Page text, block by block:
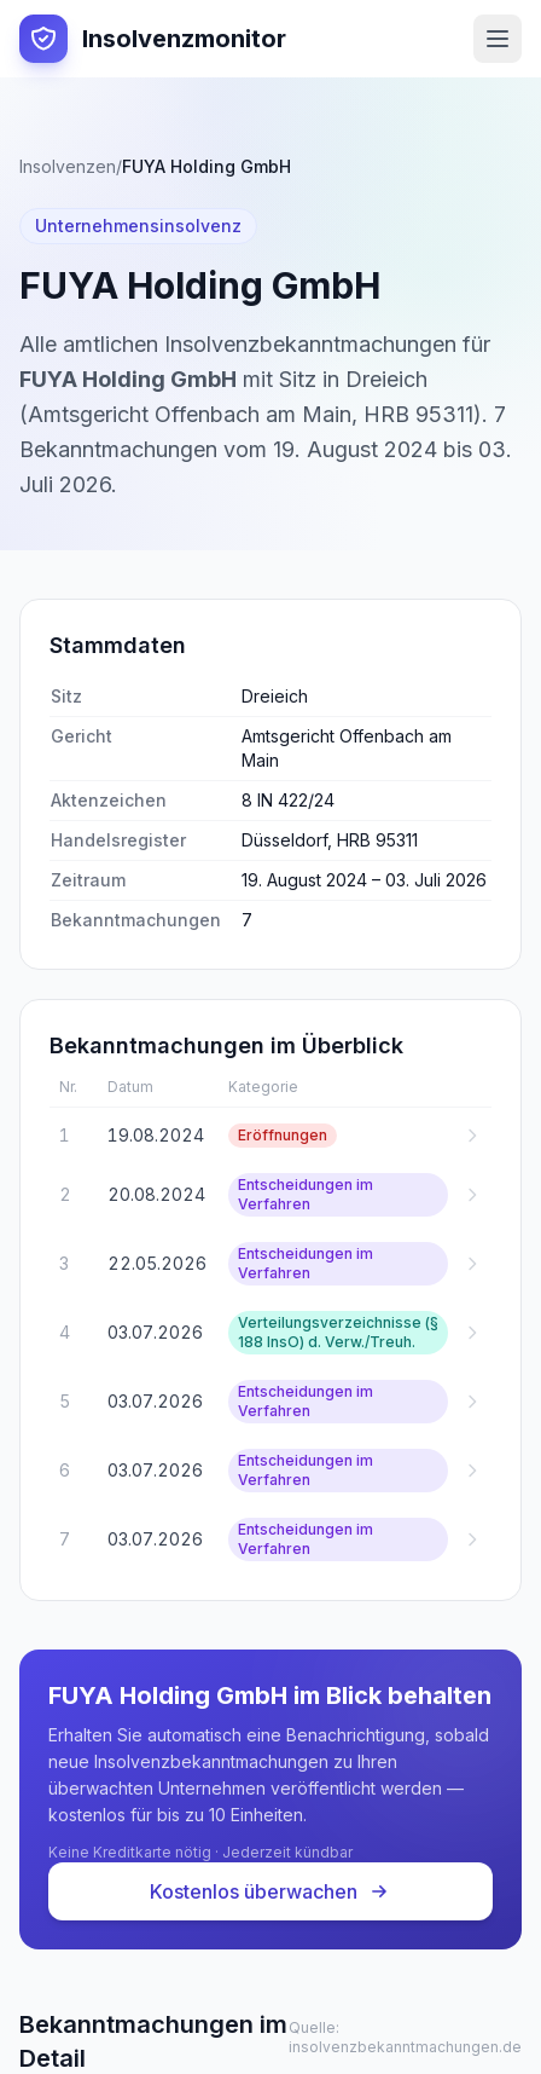
Insolvenzmonitor
Insolvenzen/FUYA Holding GmbH
Unternehmensinsolvenz
FUYA Holding GmbH
Alle amtlichen Insolvenzbekanntmachungen für
FUYA Holding GmbH mit Sitz in Dreieich
(Amtsgericht Offenbach am Main, HRB 95311). 7
Bekanntmachungen vom 19. August 2024 bis 03.
Juli 2026.
Stammdaten
Sitz
Dreieich
Gericht
Amtsgericht Offenbach am
Main
Aktenzeichen
8 IN 422/24
Handelsregister
Düsseldorf, HRB 95311
Zeitraum
19. August 2024 – 03. Juli 2026
Bekanntmachungen
7
Bekanntmachungen im Überblick
Nr. Datum Kategorie
1 19.08.2024 Eröffnungen
2 20.08.2024
Entscheidungen im
Verfahren
3 22.05.2026
Entscheidungen im
Verfahren
4 03.07.2026
Verteilungsverzeichnisse (§
188 InsO) d. Verw./Treuh.
5 03.07.2026
Entscheidungen im
Verfahren
6 03.07.2026
Entscheidungen im
Verfahren
7 03.07.2026
Entscheidungen im
Verfahren
FUYA Holding GmbH im Blick behalten
Erhalten Sie automatisch eine Benachrichtigung, sobald
neue Insolvenzbekanntmachungen zu Ihren
überwachten Unternehmen veröffentlicht werden —
kostenlos für bis zu 10 Einheiten.
Keine Kreditkarte nötig · Jederzeit kündbar
Kostenlos überwachen
Bekanntmachungen im
Detail
Quelle:
insolvenzbekanntmachungen.de